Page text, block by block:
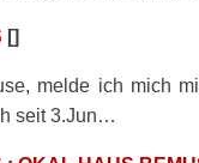
[]
melde ich mich
seit 3.Jun…